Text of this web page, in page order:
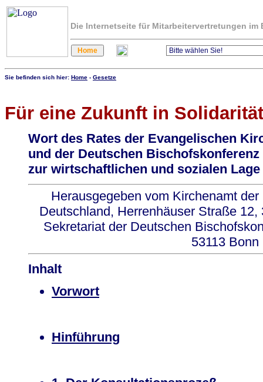
Die Internetseite für Mitarbeitervertretungen
Sie befinden sich hier: Home - Gesetze
Für eine Zukunft in
Wort des Rates der Evangelischen
und der Deutschen Bischofskonferenz
zur wirtschaftlichen und sozialen
Herausgegeben vom Kirchenamt
Deutschland, Herrenhäuser Straße
Sekretariat der Deutschen
53113 Bonn
Inhalt
Vorwort
Hinführung